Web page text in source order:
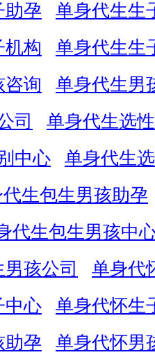
助孕
单身代生生
机构
单身代生生
咨询
单身代生男
司
单身代生选
中心
单身代生
生包生男孩助孕
代生包生男孩中
孩公司
单身代
中心
单身代怀生
助孕 单身代怀男